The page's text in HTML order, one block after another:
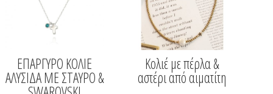
ΕΠΑΡΓΥΡΟ ΚΟΛΙΕ
ΑΛΥΣΙΔΑ ΜΕ ΣΤΑΥΡΟ &
Κολιέ με πέρλα &
αστέρι από αιματίτη